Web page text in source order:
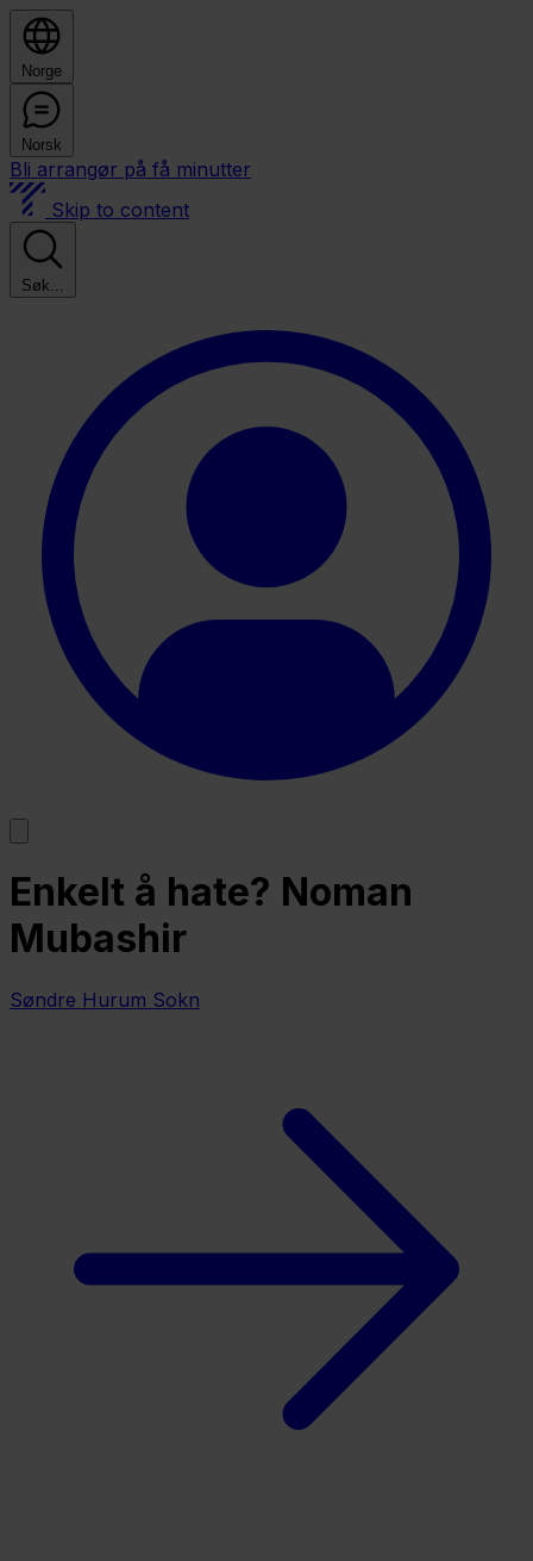
Norge
Norsk
Bli arrangør på få minutter
Skip to content
Søk...
Enkelt å hate? Noman
Mubashir
Søndre Hurum Sokn